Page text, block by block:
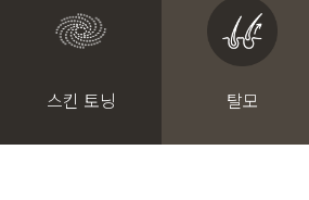
스킨 토닝 탈모